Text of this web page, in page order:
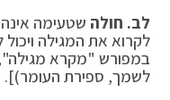
לב. חולה שטעימה אינה
לקרוא את המגילה ויכול
במפורש "מקרא
לשמך, ספירת העומר)].